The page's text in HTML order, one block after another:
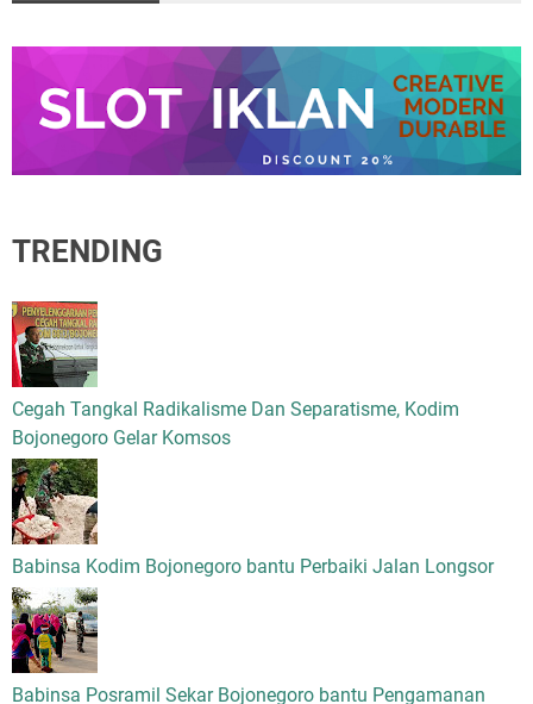
TRENDING
Cegah Tangkal Radikalisme Dan Separatisme, Kodim
Bojonegoro Gelar Komsos
Babinsa Kodim Bojonegoro bantu Perbaiki Jalan Longsor
Babinsa Posramil Sekar Bojonegoro bantu Pengamanan